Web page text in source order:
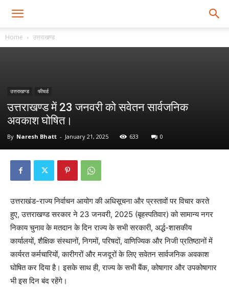
Home उत्तराखण्ड
उत्तराखण्ड फीचर्ड
उत्तराखण्ड में 23 जनवरी को सवेतन सार्वजनिक
अवकाश घोषित।
By Naresh Bhatt - January 21, 2025 633 0
उत्तराखंड-राज्य निर्वाचन आयोग की अधिसूचना और प्रस्तावों पर विचार करते
हुए, उत्तराखण्ड सरकार ने 23 जनवरी, 2025 (बृहस्पतिवार) को सामान्य नगर
निकाय चुनाव के मतदान के दिन राज्य के सभी सरकारी, अर्द्ध-शासकीय
कार्यालयों, शैक्षिक संस्थानों, निगमों, परिषदों, वाणिज्यिक और निजी प्रतिष्ठानों में
कार्यरत कर्मचारियों, कारीगरों और मजदूरों के लिए सवेतन सार्वजनिक अवकाश
घोषित कर दिया है। इसके साथ ही, राज्य के सभी बैंक, कोषागार और उपकोषागार
भी इस दिन बंद रहेंगे।